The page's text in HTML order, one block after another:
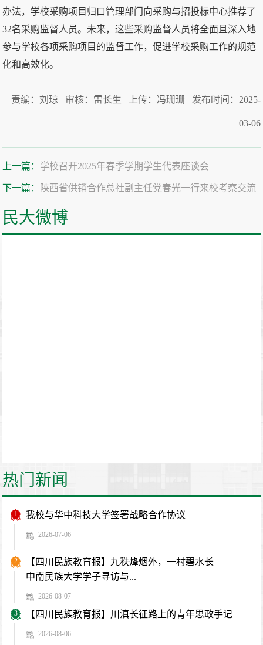
办法，学校采购项目归口管理部门向采购与招投标中心推荐了
32名采购监督人员。未来，这些采购监督人员将全面且深入地
参与学校各项采购项目的监督工作，促进学校采购工作的规范
化和高效化。
责编：刘琼 审核：雷长生 上传：冯珊珊 发布时间：2025-
03-06
上一篇： 学校召开2025年春季学期学生代表座谈会
下一篇： 陕西省供销合作总社副主任党春光一行来校考察交流
民大微博
热门新闻
1 我校与华中科技大学签署战略合作协议
2026-07-06
2
【四川民族教育报】九秩烽烟外，一村碧水长——
中南民族大学学子寻访与...
2026-08-07
3 【四川民族教育报】川滇长征路上的青年思政手记
2026-08-06